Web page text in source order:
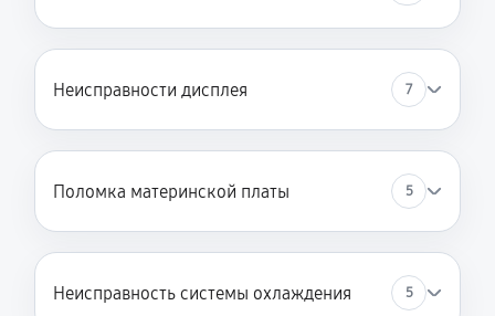
Неисправности дисплея 7
Поломка материнской платы 5
Неисправность системы охлаждения 5